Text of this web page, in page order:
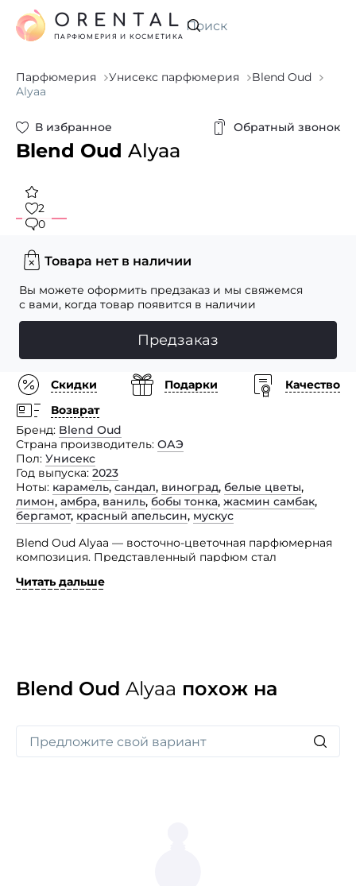
Искать
ORENTAL
ПАРФЮМЕРИЯ И КОСМЕТИКА
Парфюмерия Унисекс парфюмерия
Blend Oud
Alyaa
В избранное Обратный звонок
Blend Oud Alyaa
2
0
Товара нет в наличии
Вы можете оформить предзаказ и мы свяжемся
с вами, когда товар появится в наличии
Предзаказ
Скидки Подарки
Качество
Возврат
Бренд Blend Oud
Страна производитель ОАЭ
Пол Унисекс
Год выпуска 2023
Ноты карамель, сандал, виноград, белые цветы,
лимон, амбра, ваниль, бобы тонка, жасмин самбак,
бергамот, красный апельсин, мускус
Blend Oud Alyaa — восточно-цветочная парфюмерная
композиция. Представленный парфюм стал
где нет печалей. Тревог и проблем, где царит
не разочарует. Настоящее удовольствие, экстаз,
распространятся по всему вашему телу. В переводе
восточно-цветочный аромат, перенесет ваши чувства
в рай.
Читать дальше
Blend Oud Alyaa похож на